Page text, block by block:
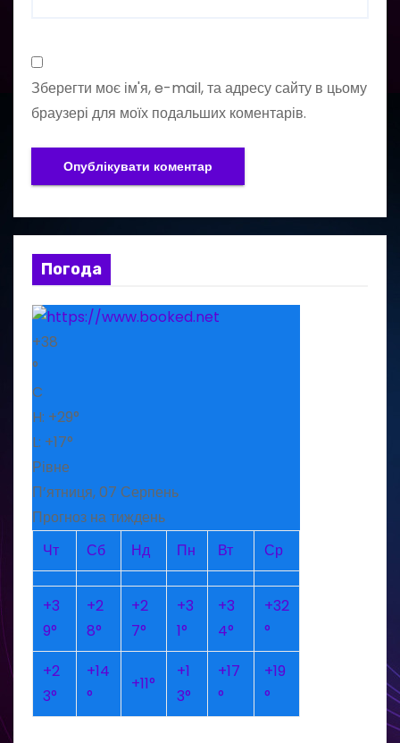
Зберегти моє ім'я, e-mail, та адресу сайту в цьому
браузері для моїх подальших коментарів.
Погода
+38
°
C
H: +29°
L: +17°
Рівне
П’ятниця, 07 Серпень
Прогноз на тиждень
Чт
Сб Нд Пн Вт Ср
+3
9°
+2
8°
+2
7°
+3
1°
+3
4°
+32
°
+2
3°
+14
°
+11°
+1
3°
+17
°
+19
°